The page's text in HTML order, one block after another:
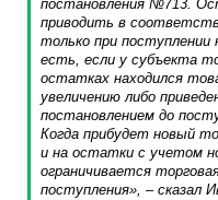
постановления №713.
приводить в
только при поступлении
есть, если у субъекта
остатках находился
увеличению либо
постановлением до
Когда прибудет новый
и на остатки с учетом
ограничивается
поступления», – сказал